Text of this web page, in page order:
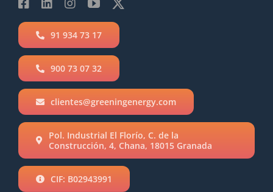
91 934 73 17
900 73 07 32
clientes@greeningenergy.com
Pol. Industrial El Florío, C. de la
Construcción, 4, Chana, 18015 Granada
CIF: B02943991